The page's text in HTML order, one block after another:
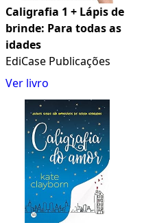
Caligrafia 1 + Lápis de
brinde: Para todas as
idades
EdiCase Publicações
Ver livro